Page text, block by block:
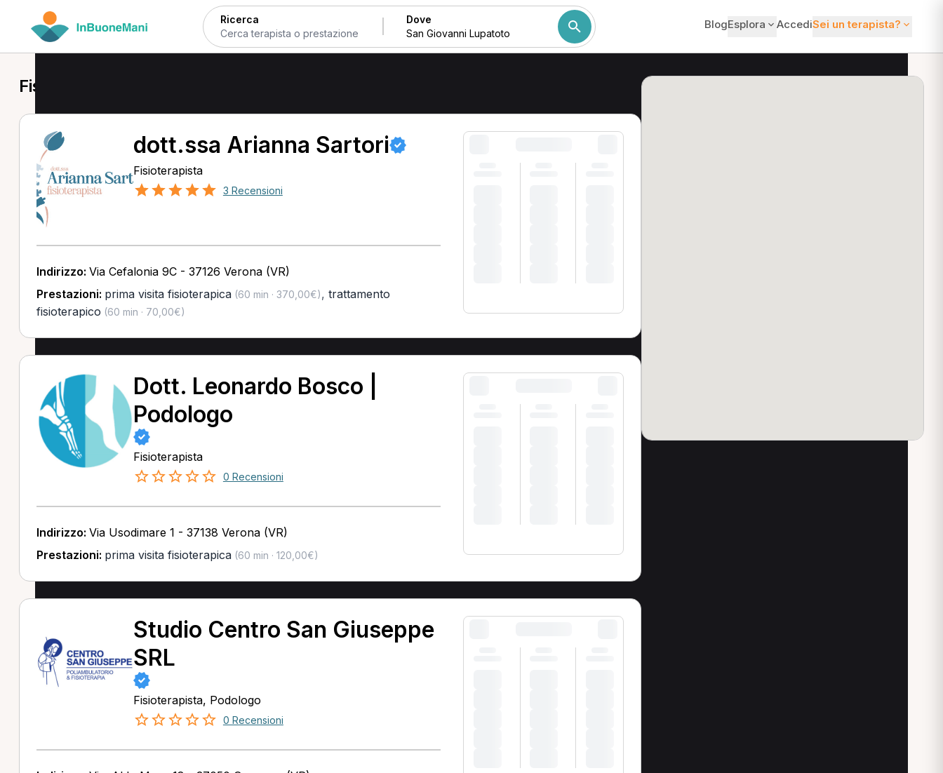
Ricerca Dove BlogEsplora AccediSei un terapista?
Fisioterapista a San Giovanni Lupatoto
dott.ssa Arianna Sartori
Fisioterapista
3 Recensioni
Indirizzo: Via Cefalonia 9C - 37126 Verona (VR)
Prestazioni: prima visita fisioterapica(60 min · 370,00€), trattamento
fisioterapico (60 min · 70,00€)
Dott. Leonardo Bosco |
Podologo
Fisioterapista
0 Recensioni
Indirizzo: Via Usodimare 1 - 37138 Verona (VR)
Prestazioni: prima visita fisioterapica(60 min · 120,00€)
Studio Centro San Giuseppe
SRL
Fisioterapista, Podologo
0 Recensioni